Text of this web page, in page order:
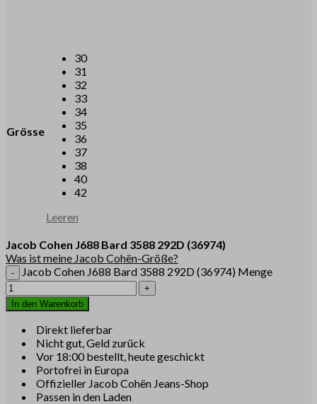
Grösse
30
31
32
33
34
35
36
37
38
40
42
Leeren
Jacob Cohen J688 Bard 3588 292D (36974)
Was ist meine Jacob Cohën-Größe?
Jacob Cohen J688 Bard 3588 292D (36974) Menge
In den Warenkorb
Direkt lieferbar
Nicht gut, Geld zurück
Vor 18:00 bestellt, heute geschickt
Portofrei in Europa
Offizieller Jacob Cohën Jeans-Shop
Passen in den Laden